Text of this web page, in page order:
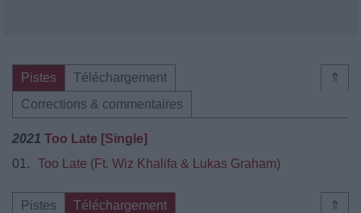
⇑
Pistes
Téléchargement
Corrections & commentaires
2021 Too Late [Single]
01.
Too Late (Ft. Wiz Khalifa & Lukas Graham)
⇑
Pistes
Téléchargement